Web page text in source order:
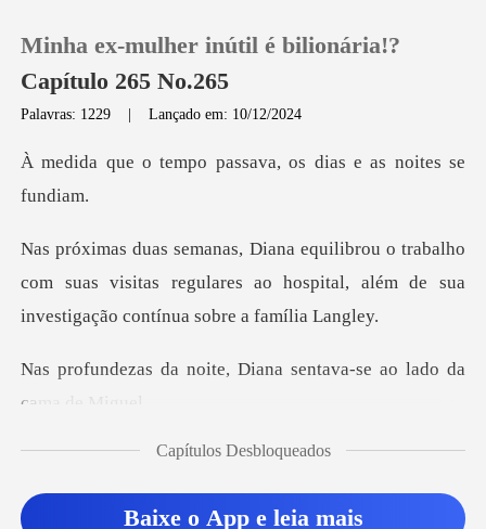
0
Histórico
Minha ex-mulher inútil é bilionária!?
Capítulo 265 No.265
Palavras: 1229 |Lançado em: 10/12/2024
passava, os dias e
lho
com suas visitas regulares ao hospital, além de
e, Diana sentava-se ao
ura dormindo, ela
Capítulos Desbloqueados
Baixe o App e leia mais